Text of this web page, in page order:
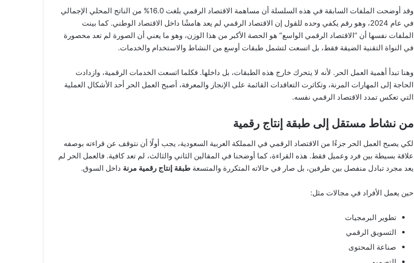
وقد أوضحت الملفات السابقة في هذه السلسلة أن مساهمة الاقتصاد الرقمي بلغت 16.0% من الناتج المحلي الإجمالي
في عام 2024، وهو رقم يكفي وحده للقول إن الاقتصاد الرقمي لم يعد هامشًا داخل الاقتصاد الوطني. كما بينت
الملفات نفسها أن “الاقتصاد الرقمي الواسع” هو الحصة الأكبر من هذا الوزن، وهو ما يعني أن الصورة لم تعد محصورة
في النواة التقنية الضيقة فقط، بل اتسعت لتشمل طبقات أوسع من النشاط والاستخدام والخدمات.
وهنا تبدأ أهمية العمل الحر. لأنه لا يتحرك خارج هذه الطبقات، بل داخلها. فكلما اتسعت الخدمات الرقمية، وازدادت
الحاجة إلى المهارات المرنة، وتكاثرت التعاقدات القائمة على الإنجاز والمعرفة، أصبح العمل الحر أحد الأشكال العملية
التي تعكس تمدد الاقتصاد الرقمي نفسه.
من نشاط مستقل إلى طبقة إنتاج رقمية
لكي يصبح العمل الحر جزءًا من الاقتصاد الرقمي في المملكة العربية السعودية، يجب أولًا أن نتوقف عن قراءته بوصفه
علاقة بسيطة بين فرد وعميل فقط. هذه القراءة، كما أوضحنا في المقالين الثاني والثالث، لم تعد كافية. فالعمل الحر لم
يعد مجرد تبادل منفصل بين طرفين، بل صار في حالاته المتكررة والمتسعة طبقة إنتاج رقمية مرنة داخل السوق.
حين يعمل الأفراد في مجالات مثل:
تطوير البرمجيات
التسويق الرقمي
صناعة المحتوى